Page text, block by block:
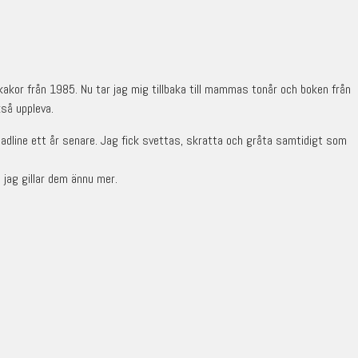
från 1985. Nu tar jag mig tillbaka till mammas tonår och boken från
uppleva.
ett år senare. Jag fick svettas, skratta och gråta samtidigt som
gillar dem ännu mer.